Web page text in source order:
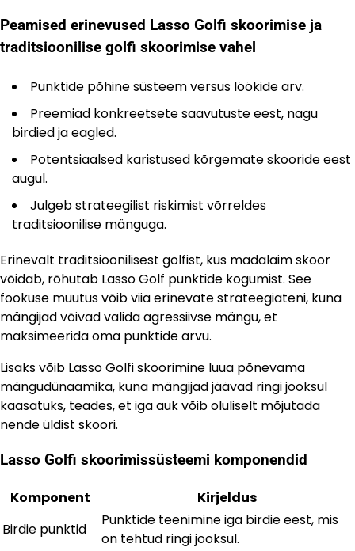
Peamised erinevused Lasso Golfi skoorimise ja
traditsioonilise golfi skoorimise vahel
Punktide põhine süsteem versus löökide arv.
Preemiad konkreetsete saavutuste eest, nagu
birdied ja eagled.
Potentsiaalsed karistused kõrgemate skooride eest
augul.
Julgeb strateegilist riskimist võrreldes
traditsioonilise mänguga.
Erinevalt traditsioonilisest golfist, kus madalaim skoor
võidab, rõhutab Lasso Golf punktide kogumist. See
fookuse muutus võib viia erinevate strateegiateni, kuna
mängijad võivad valida agressiivse mängu, et
maksimeerida oma punktide arvu.
Lisaks võib Lasso Golfi skoorimine luua põnevama
mängudünaamika, kuna mängijad jäävad ringi jooksul
kaasatuks, teades, et iga auk võib oluliselt mõjutada
nende üldist skoori.
Lasso Golfi skoorimissüsteemi komponendid
Komponent
Kirjeldus
Birdie punktid
Punktide teenimine iga birdie eest, mis
on tehtud ringi jooksul.